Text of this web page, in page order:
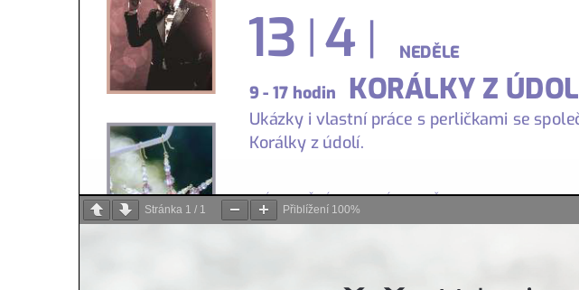
Stránka 1 / 1 Přiblížení 100%